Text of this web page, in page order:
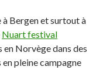
à Bergen et surtout à
Nuart festival
Norvège dans des
pleine campagne